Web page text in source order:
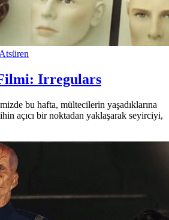
Irregulars
bu hafta, mültecilerin yaşadıklarına
açıcı bir noktadan yaklaşarak seyirciyi,